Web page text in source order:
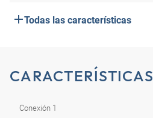
Todas las características
CARACTERÍSTICAS
Conexión 1